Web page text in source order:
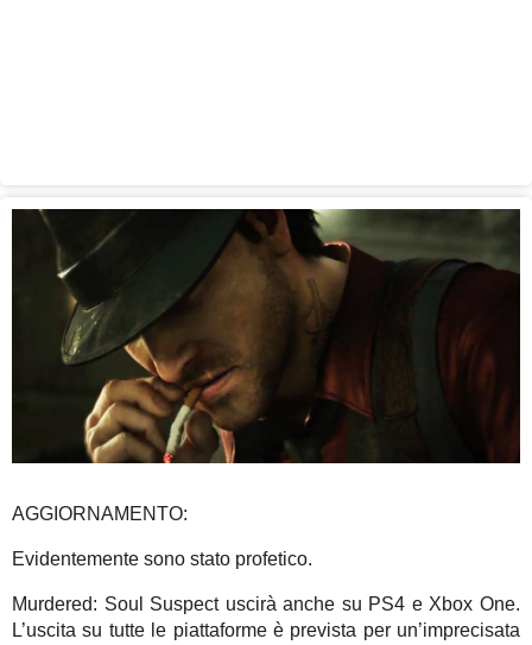
AGGIORNAMENTO:
Evidentemente sono stato profetico.
Murdered: Soul Suspect uscirà anche su PS4 e Xbox One.
L’uscita su tutte le piattaforme è prevista per un’imprecisata